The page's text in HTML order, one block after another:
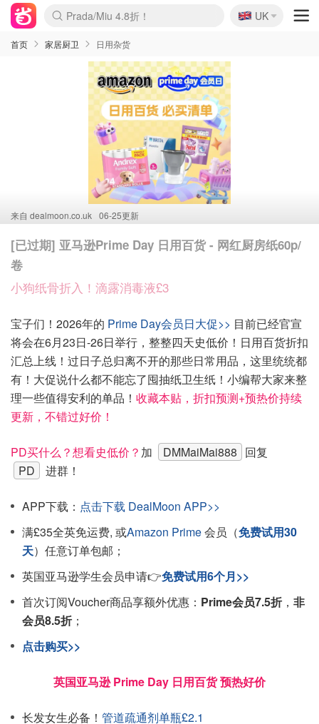
麦卢卡蜂蜜夏促！个位数！
Prada/Miu 4.8折！
啥？必胜客披萨5折！
🇬🇧
UK
首页 家居厨卫 日用杂货
来自 dealmoon.co.uk 06-25更新
[已过期] 亚马逊Prime Day 日用百货 - 网红厨房纸60p/
卷
小狗纸骨折入！滴露消毒液£3
宝子们！2026年的 Prime Day会员日大促>> 目前已经官宣
将会在6月23日-26日举行，整整四天史低价！日用百货折扣
汇总上线！过日子总归离不开的那些日常用品，这里统统都
有！大促说什么都不能忘了囤抽纸卫生纸！小编帮大家来整
理一些值得安利的单品！ 收藏本贴，折扣预测+预热价持续
更新，不错过好价！
PD买什么？想看史低价？ 加 DMMaiMai888 回复
PD
进群！
APP下载： 点击下载 DealMoon APP>>
满£35全英免运费, 或Amazon Prime会员（免费试用30
天）任意订单包邮；
英国亚马逊学生会员申请👉免费试用6个月>>
首次订阅Voucher商品享额外优惠： Prime会员7.5折 ， 非
会员8.5折 ；
点击购买>>
英国亚马逊 Prime Day 日用百货 预热好价
长发女生必备！ 管道疏通剂单瓶£2.1